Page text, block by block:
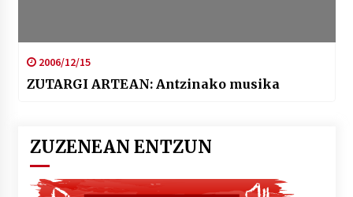
2006/12/15
ZUTARGI ARTEAN: Antzinako musika
ZUZENEAN ENTZUN